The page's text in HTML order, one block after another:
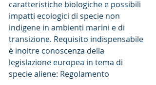
caratteristiche biologiche e possibili
impatti ecologici di specie non
indigene in ambienti marini e di
transizione. Requisito indispensabile
è inoltre conoscenza della
legislazione europea in tema di
specie aliene: Regolamento